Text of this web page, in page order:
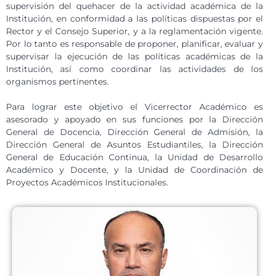
supervisión del quehacer de la actividad académica de la
Institución, en conformidad a las políticas dispuestas por el
Rector y el Consejo Superior, y a la reglamentación vigente.
Por lo tanto es responsable de proponer, planificar, evaluar y
supervisar la ejecución de las políticas académicas de la
Institución, así como coordinar las actividades de los
organismos pertinentes.
Para lograr este objetivo el Vicerrector Académico es
asesorado y apoyado en sus funciones por la Dirección
General de Docencia, Dirección General de Admisión, la
Dirección General de Asuntos Estudiantiles, la Dirección
General de Educación Continua, la Unidad de Desarrollo
Académico y Docente, y la Unidad de Coordinación de
Proyectos Académicos Institucionales.